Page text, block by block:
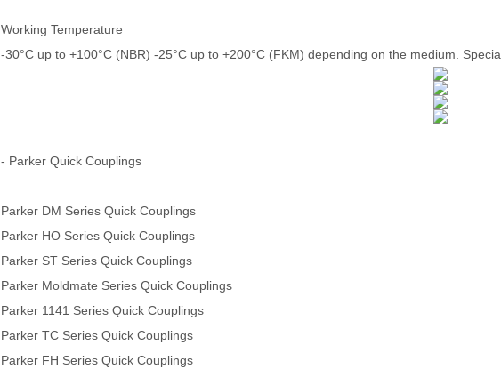
Working Temperature
-30°C up to +100°C (NBR) -25°C up to +200°C (FKM) depending on the medium.
- Parker Quick Couplings
Parker DM Series Quick Couplings
Parker HO Series Quick Couplings
Parker ST Series Quick Couplings
Parker Moldmate Series Quick Couplings
Parker 1141 Series Quick Couplings
Parker TC Series Quick Couplings
Parker FH Series Quick Couplings